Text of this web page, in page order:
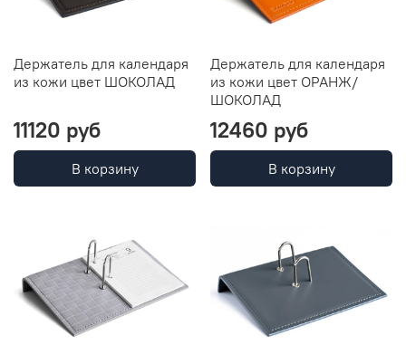
Держатель для календаря
из кожи цвет ШОКОЛАД
11120 руб
В корзину
Держатель для календаря
из кожи цвет ОРАНЖ/
ШОКОЛАД
12460 руб
В корзину